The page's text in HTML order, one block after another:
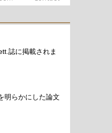
誌に掲載されま
明らかにした論文